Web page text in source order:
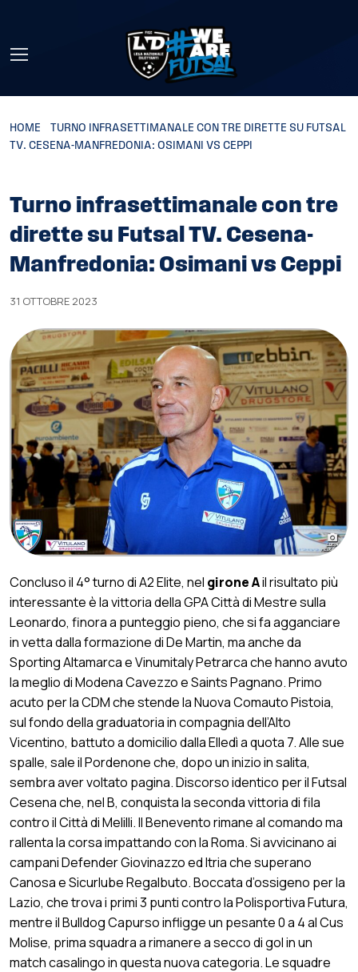
HOME
TURNO INFRASETTIMANALE CON TRE DIRETTE SU FUTSAL
TV. CESENA-MANFREDONIA: OSIMANI VS CEPPI
Turno infrasettimanale con tre
dirette su Futsal TV. Cesena-
Manfredonia: Osimani vs Ceppi
31 OTTOBRE 2023
Concluso il 4° turno di A2 Elite, nel girone Ail risultato più
interessante è la vittoria della GPA Città di Mestre sulla
Leonardo, finora a punteggio pieno, che si fa agganciare
in vetta dalla formazione di De Martin, ma anche da
Sporting Altamarca e Vinumitaly Petrarca che hanno avuto
la meglio di Modena Cavezzo e Saints Pagnano. Primo
acuto per la CDM che stende la Nuova Comauto Pistoia,
sul fondo della graduatoria in compagnia dell’Alto
Vicentino, battuto a domicilio dalla Elledì a quota 7. Alle sue
spalle, sale il Pordenone che, dopo un inizio in salita,
sembra aver voltato pagina. Discorso identico per il Futsal
Cesena che, nel B, conquista la seconda vittoria di fila
contro il Città di Melilli. Il Benevento rimane al comando ma
rallenta la corsa impattando con la Roma. Si avvicinano ai
campani Defender Giovinazzo ed Itria che superano
Canosa e Sicurlube Regalbuto. Boccata d’ossigeno per la
Lazio, che trova i primi 3 punti contro la Polisportiva Futura,
mentre il Bulldog Capurso infligge un pesante 0 a 4 al Cus
Molise, prima squadra a rimanere a secco di gol in un
match casalingo in questa nuova categoria. Le squadre